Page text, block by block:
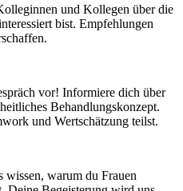
und Kollegen über die
bist. Empfehlungen
vor! Informiere dich über
Behandlungskonzept.
und Wertschätzung teilst.
wissen, warum du Frauen